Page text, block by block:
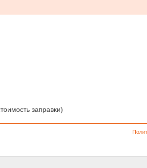
заправки)